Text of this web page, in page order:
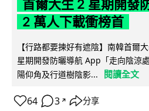
首爾大生 2 星期開發
2 萬人下載衝榜首
【行路都要揀好有遮陰】南韓首爾
星期開發防曬導航 App「走向陰涼
陽仰角及行道樹陰影...
閱讀全文
64 3 ↗ 分享